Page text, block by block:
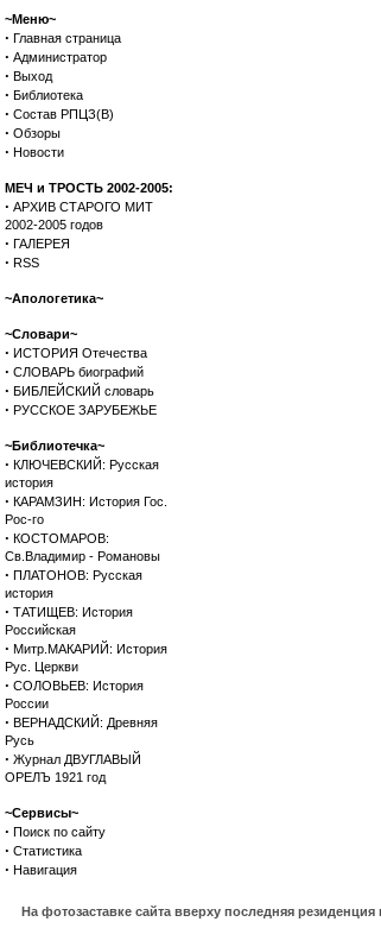
~Меню~
· Главная страница
· Администратор
· Выход
· Библиотека
· Состав РПЦЗ(В)
· Обзоры
· Новости
МЕЧ и ТРОСТЬ 2002-2005:
· АРХИВ СТАРОГО МИТ
2002-2005 годов
· ГАЛЕРЕЯ
· RSS
~Апологетика~
~Словари~
· ИСТОРИЯ Отечества
· СЛОВАРЬ биографий
· БИБЛЕЙСКИЙ словарь
· РУССКОЕ ЗАРУБЕЖЬЕ
~Библиотечка~
· КЛЮЧЕВСКИЙ: Русская
история
· КАРАМЗИН: История Гос.
Рос-го
· КОСТОМАРОВ:
Св.Владимир - Романовы
· ПЛАТОНОВ: Русская
история
· ТАТИЩЕВ: История
Российская
· Митр.МАКАРИЙ: История
Рус. Церкви
· СОЛОВЬЕВ: История
России
· ВЕРНАДСКИЙ: Древняя
Русь
· Журнал ДВУГЛАВЫЙ
ОРЕЛЪ 1921 год
~Сервисы~
· Поиск по сайту
· Статистика
· Навигация
На фотозаставке сайта вверху последняя